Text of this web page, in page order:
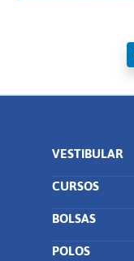
VESTIBULAR
CURSOS
BOLSAS
POLOS